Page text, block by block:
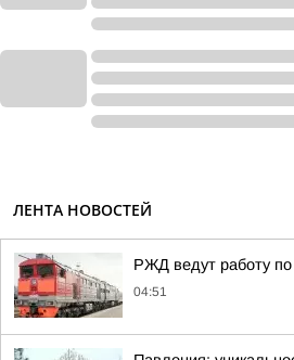
ЛЕНТА НОВОСТЕЙ
РЖД ведут работу
04:51